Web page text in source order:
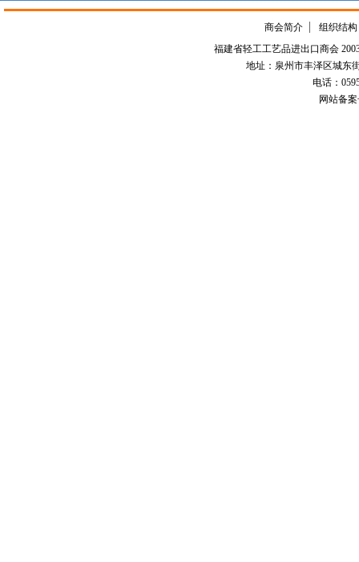
商会简介
组织结构
福建省轻工工艺品进出口商会
地址：泉州市丰泽区城东
电话：0595-
网站备